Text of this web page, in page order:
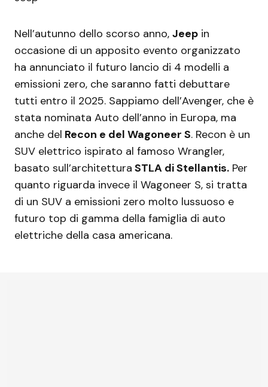
Nell’autunno dello scorso anno, Jeep in
occasione di un apposito evento organizzato
ha annunciato il futuro lancio di 4 modelli a
emissioni zero, che saranno fatti debuttare
tutti entro il 2025. Sappiamo dell’Avenger, che è
stata nominata Auto dell’anno in Europa, ma
anche del Recon e del Wagoneer S. Recon è un
SUV elettrico ispirato al famoso Wrangler,
basato sull’architettura STLA di Stellantis. Per
quanto riguarda invece il Wagoneer S, si tratta
di un SUV a emissioni zero molto lussuoso e
futuro top di gamma della famiglia di auto
elettriche della casa americana.